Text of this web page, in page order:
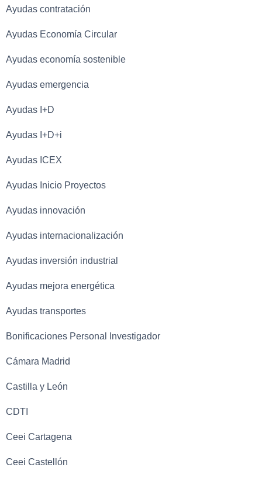
Ayudas contratación
Ayudas Economía Circular
Ayudas economía sostenible
Ayudas emergencia
Ayudas I+D
Ayudas I+D+i
Ayudas ICEX
Ayudas Inicio Proyectos
Ayudas innovación
Ayudas internacionalización
Ayudas inversión industrial
Ayudas mejora energética
Ayudas transportes
Bonificaciones Personal Investigador
Cámara Madrid
Castilla y León
CDTI
Ceei Cartagena
Ceei Castellón